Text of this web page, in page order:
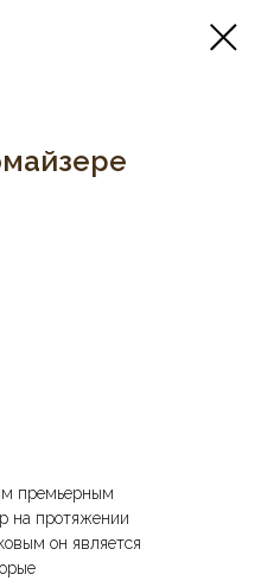
премьерным
на протяжении
он является